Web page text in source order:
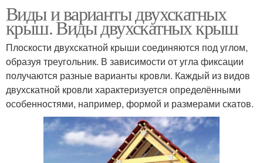
Виды и варианты двухскатных
крыш. Виды двухскатных крыш
Плоскости двухскатной крыши соединяются под углом,
образуя треугольник. В зависимости от угла фиксации
получаются разные варианты кровли. Каждый из видов
двухскатной кровли характеризуется определёнными
особенностями, например, формой и размерами скатов.